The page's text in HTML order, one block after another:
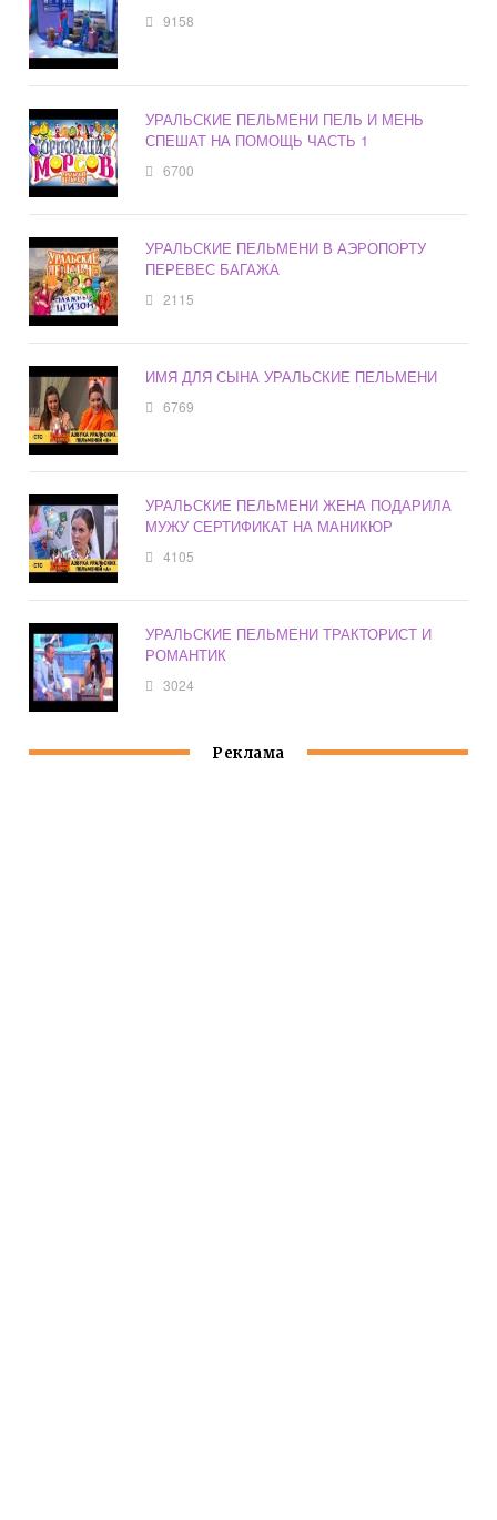
9158
УРАЛЬСКИЕ ПЕЛЬМЕНИ ПЕЛЬ И МЕНЬ
СПЕШАТ НА ПОМОЩЬ ЧАСТЬ 1
6700
УРАЛЬСКИЕ ПЕЛЬМЕНИ В АЭРОПОРТУ
ПЕРЕВЕС БАГАЖА
2115
ИМЯ ДЛЯ СЫНА УРАЛЬСКИЕ ПЕЛЬМЕНИ
6769
УРАЛЬСКИЕ ПЕЛЬМЕНИ ЖЕНА ПОДАРИЛА
МУЖУ СЕРТИФИКАТ НА МАНИКЮР
4105
УРАЛЬСКИЕ ПЕЛЬМЕНИ ТРАКТОРИСТ И
РОМАНТИК
3024
Реклама